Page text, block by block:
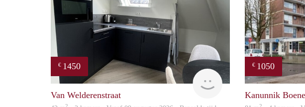
€ 1450
Next
Van Welderenstraat
€ 1050
Kanunnik